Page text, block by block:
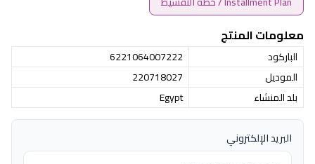
معلومات المنتج
الباركود
6221064007222
الموديل
220718027
بلد المنشاء
Egypt
البريد الإلكتروني